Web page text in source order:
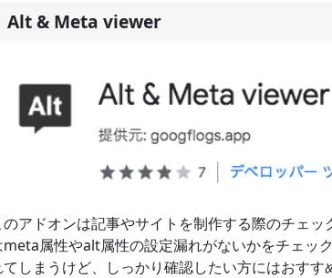
Alt & Meta viewer
のアドオンは記事やサイトを制作する際のチェ
meta属性やalt属性の設定漏れがないかをチェッ
しまうけど、しっかり確認したい方にはおすす